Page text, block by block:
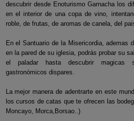
descubrir desde Enoturismo Garnacha los
en el interior de una copa de vino,
roble, de frutas, de aromas de canela, del
En el Santuario de la Misericordia, ademas
en la pared de su iglesia, podrás probar su
el paladar hasta descubrir magicas
gastronómicos dispares.
La mejor manera de adentrarte en este
los cursos de catas que te ofrecen las
Moncayo, Morca,Borsao..)